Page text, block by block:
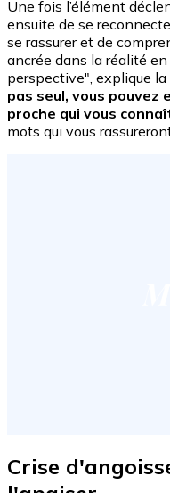
Une fois l’élément
ensuite de se
se rassurer et de
ancrée dans la réalité
perspective", explique
pas seul, vous pouvez
proche qui vous
mots qui vous
Crise